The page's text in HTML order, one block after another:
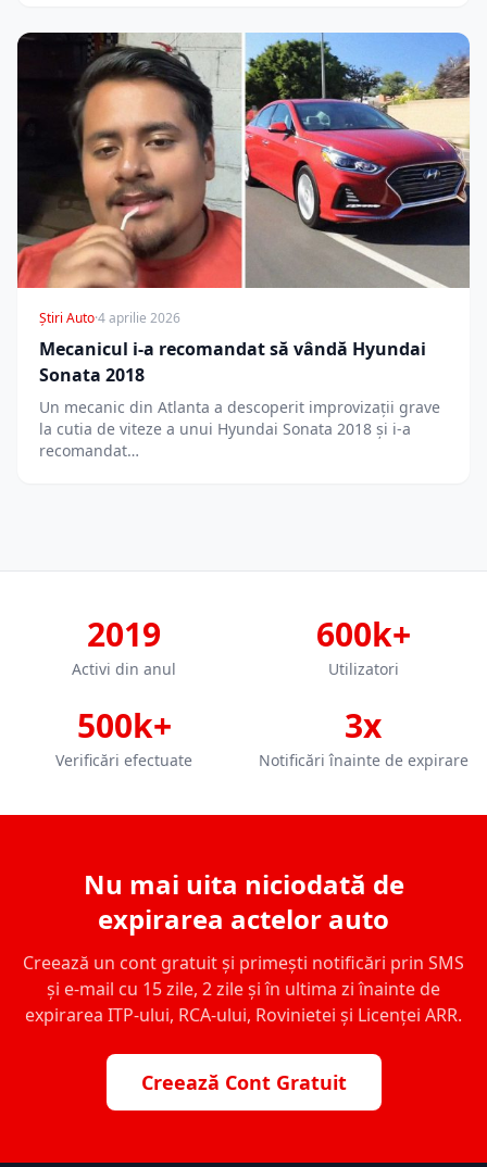
Știri Auto·4 aprilie 2026
Mecanicul i-a recomandat să vândă Hyundai
Sonata 2018
Un mecanic din Atlanta a descoperit improvizații grave
la cutia de viteze a unui Hyundai Sonata 2018 și i-a
recomandat…
2019
Activi din anul
600k+
Utilizatori
500k+
Verificări efectuate
3x
Notificări înainte de expirare
Nu mai uita niciodată de
expirarea actelor auto
Creează un cont gratuit și primești notificări prin SMS
și e-mail cu 15 zile, 2 zile și în ultima zi înainte de
expirarea ITP-ului, RCA-ului, Rovinietei și Licenței ARR.
Creează Cont Gratuit